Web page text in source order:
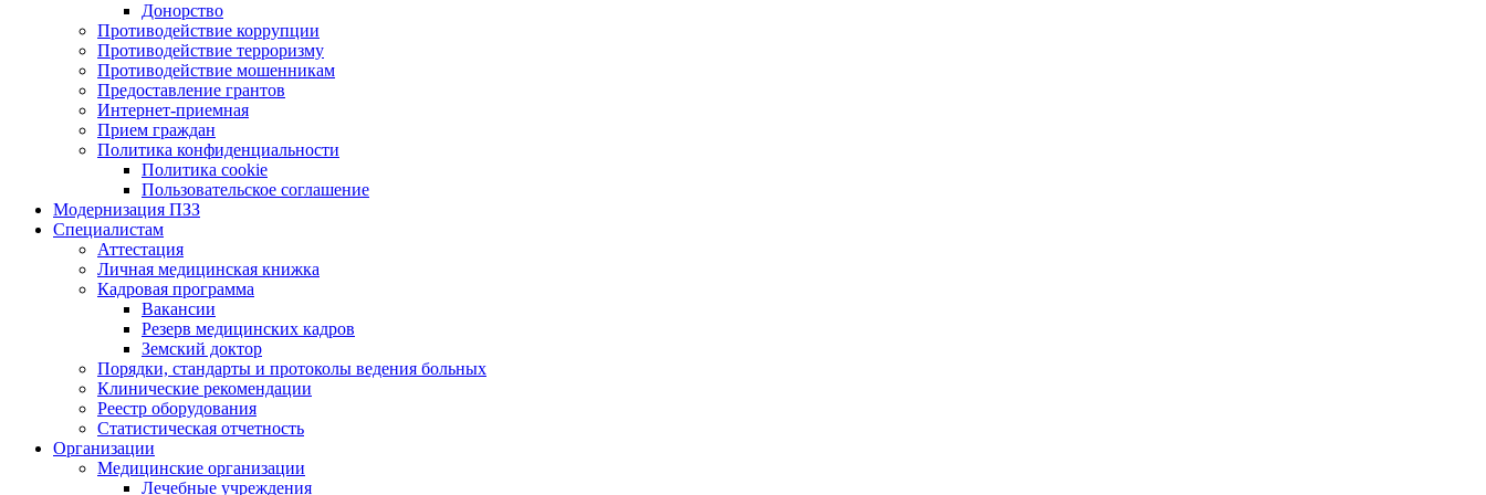
Донорство
Противодействие коррупции
Противодействие терроризму
Противодействие мошенникам
Предоставление грантов
Интернет-приемная
Прием граждан
Политика конфиденциальности
Политика cookie
Пользовательское соглашение
Модернизация ПЗЗ
Специалистам
Аттестация
Личная медицинская книжка
Кадровая программа
Вакансии
Резерв медицинских кадров
Земский доктор
Порядки, стандарты и протоколы ведения больных
Клинические рекомендации
Реестр оборудования
Статистическая отчетность
Организации
Медицинские организации
Лечебные учреждения